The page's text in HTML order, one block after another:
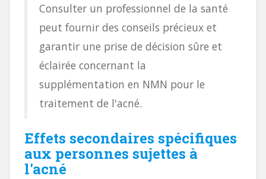
Consulter un professionnel de la santé
peut fournir des conseils précieux et
garantir une prise de décision sûre et
éclairée concernant la
supplémentation en NMN pour le
traitement de l'acné.
Effets secondaires spécifiques
aux personnes sujettes à
l'acné